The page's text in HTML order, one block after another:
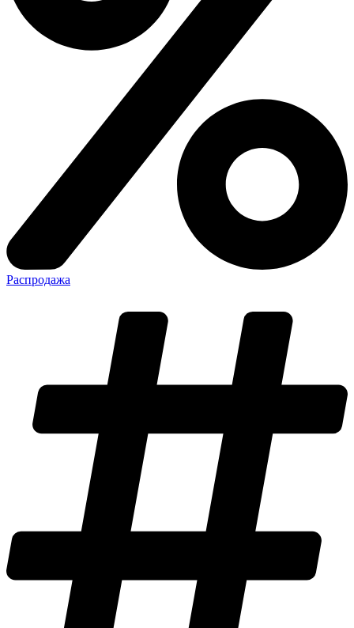
Распродажа